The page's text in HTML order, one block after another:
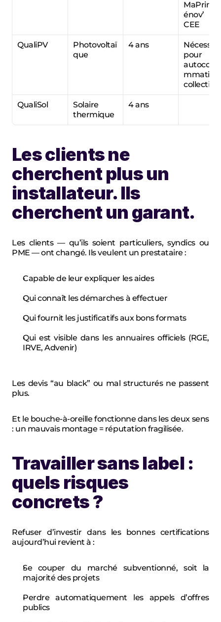
énov’
CEE
QualiPV
Photovoltaï
que
4 ans
pour
mmation
collective
QualiSol
Solaire
thermique
4 ans
Les clients ne
cherchent plus un
installateur. Ils
cherchent un garant.
Les clients — qu’ils soient particuliers, syndics ou
PME — ont changé. Ils veulent un prestataire :
Capable de leur expliquer les aides
Qui connaît les démarches à effectuer
Qui fournit les justificatifs aux bons formats
Qui est visible dans les annuaires officiels (RGE,
IRVE, Advenir)
Les devis “au black” ou mal structurés ne passent
plus.
Et le bouche-à-oreille fonctionne dans les deux sens
: un mauvais montage = réputation fragilisée.
Travailler sans label :
quels risques
concrets ?
Refuser d’investir dans les bonnes certifications
aujourd’hui revient à :
Se couper du marché subventionné, soit la
majorité des projets
Perdre automatiquement les appels d’offres
publics